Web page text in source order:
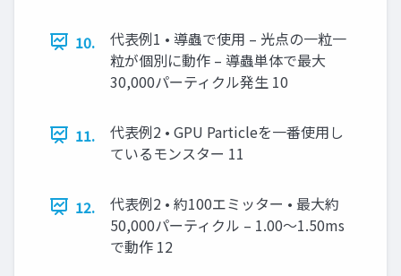
10.
代表例1 • 導蟲で使用 – 光点の一粒一
粒が個別に動作 – 導蟲単体で最大
30,000パーティクル発生 10
11.
代表例2 • GPU Particleを一番使用し
ているモンスター 11
12.
代表例2 • 約100エミッター • 最大約
50,000パーティクル – 1.00～1.50ms
で動作 12